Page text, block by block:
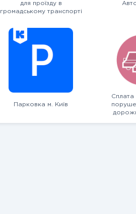
для проїзду в
громадському транспорті
Парковка м. Київ
Сплата